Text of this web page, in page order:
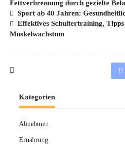
Fettverbrennung durch gezielte
Sport ab 40 Jahren:
Effektives Schultertraining,
Muskelwachstum
Kategorien
Abnehmen
Ernährung